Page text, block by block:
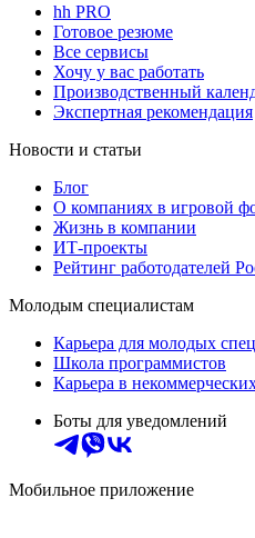
hh PRO
Готовое резюме
Все сервисы
Хочу у вас работать
Производственный
Экспертная рекомендация
Новости и статьи
Блог
О компаниях в игровой
Жизнь в компании
ИТ-проекты
Рейтинг работодателей
Молодым специалистам
Карьера для молодых
Школа программистов
Карьера в
Боты для уведомлений
Мобильное приложение